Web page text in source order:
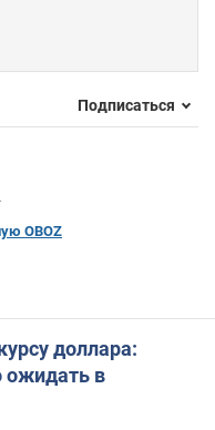
Подписаться
OBOZ
доллара:
ожидать в